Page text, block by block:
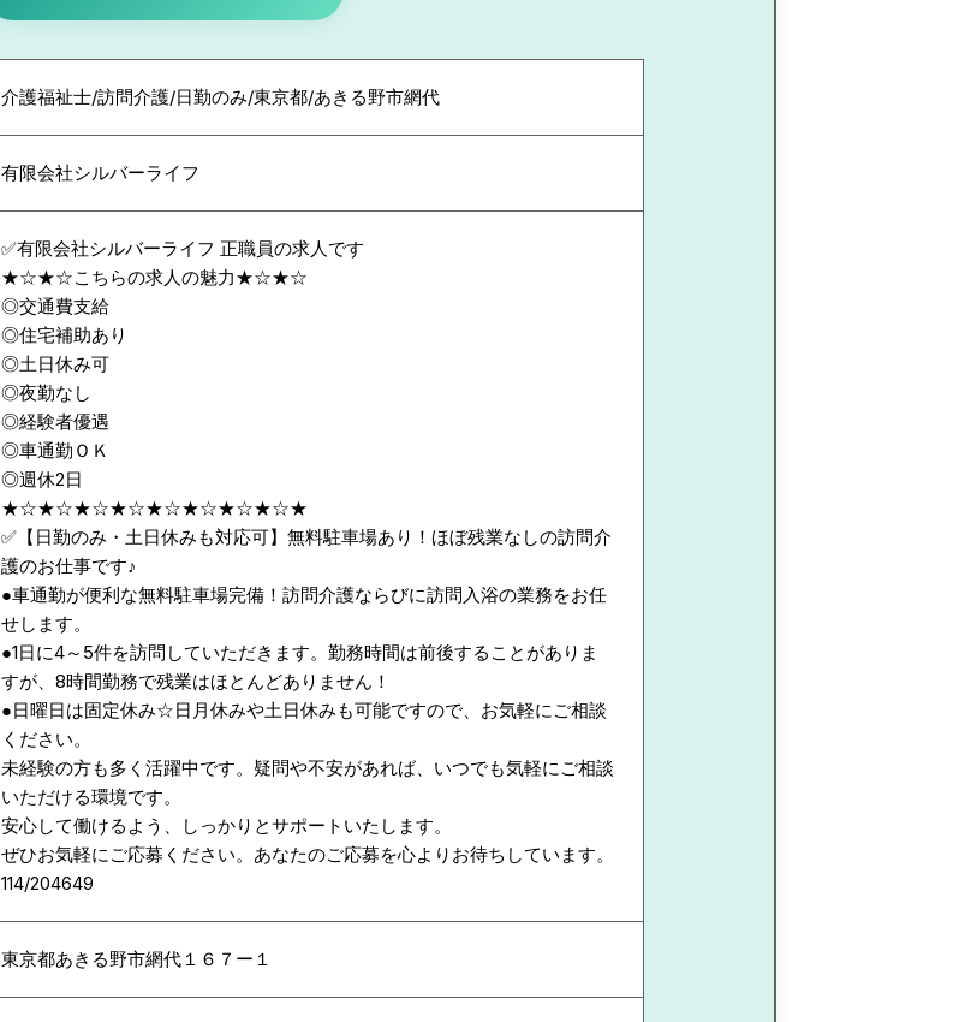
介護福祉士/訪問介護/日勤のみ/東京都/あきる野市網代
有限会社シルバーライフ
✅有限会社シルバーライフ 正職員の求人です
★☆★☆こちらの求人の魅力★☆★☆
◎交通費支給
◎住宅補助あり
◎土日休み可
◎夜勤なし
◎経験者優遇
◎車通勤ＯＫ
◎週休2日
★☆★☆★☆★☆★☆★☆★☆★☆★
✅【日勤のみ・土日休みも対応可】無料駐車場あり！ほぼ残業なしの訪問介
護のお仕事です♪
●車通勤が便利な無料駐車場完備！訪問介護ならびに訪問入浴の業務をお任
せします。
●1日に4～5件を訪問していただきます。勤務時間は前後することがありま
すが、8時間勤務で残業はほとんどありません！
●日曜日は固定休み☆日月休みや土日休みも可能ですので、お気軽にご相談
ください。
未経験の方も多く活躍中です。疑問や不安があれば、いつでも気軽にご相談
いただける環境です。
安心して働けるよう、しっかりとサポートいたします。
ぜひお気軽にご応募ください。あなたのご応募を心よりお待ちしています。
114/204649
東京都あきる野市網代１６７ー１